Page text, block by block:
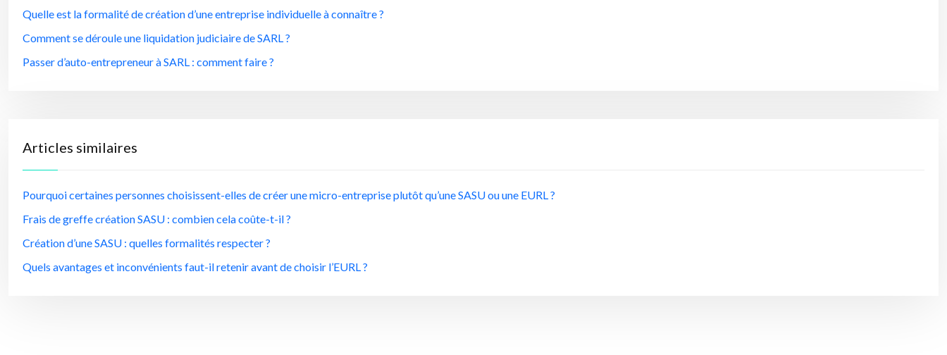
Quelle est la formalité de création d’une entreprise individuelle à connaître ?
Comment se déroule une liquidation judiciaire de SARL ?
Passer d’auto-entrepreneur à SARL : comment faire ?
Articles similaires
Pourquoi certaines personnes choisissent-elles de créer une micro-entreprise plutôt qu’une SASU ou une EURL ?
Frais de greffe création SASU : combien cela coûte-t-il ?
Création d’une SASU : quelles formalités respecter ?
Quels avantages et inconvénients faut-il retenir avant de choisir l’EURL ?